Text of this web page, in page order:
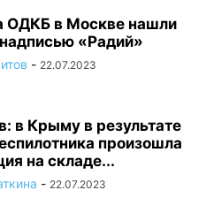
ОДКБ в Москве нашли
«Радий»
- 22.07.2023
в Крыму в результате
произошла
на складе...
- 22.07.2023